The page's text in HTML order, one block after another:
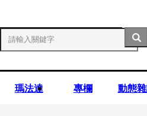
瑪法達 專欄 動態